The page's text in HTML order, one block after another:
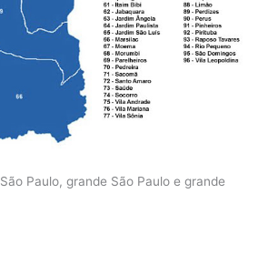
São Paulo, grande São Paulo e grande